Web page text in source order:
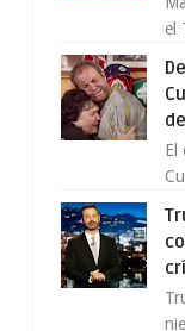
el
El